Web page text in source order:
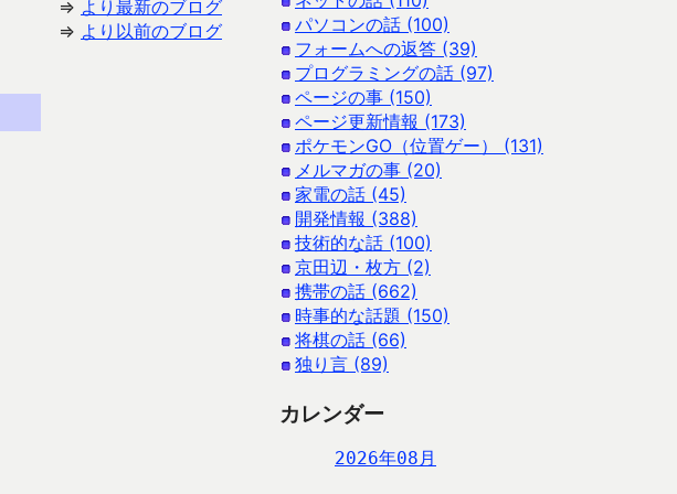
⇒ より最新のブログ
⇒ より以前のブログ
パソコンの話 (100)
フォームへの返答 (39)
プログラミングの話 (97)
ページの事 (150)
ページ更新情報 (173)
ポケモンGO（位置ゲー） (131)
メルマガの事 (20)
家電の話 (45)
開発情報 (388)
技術的な話 (100)
京田辺・枚方 (2)
携帯の話 (662)
時事的な話題 (150)
将棋の話 (66)
独り言 (89)
カレンダー
2026年08月